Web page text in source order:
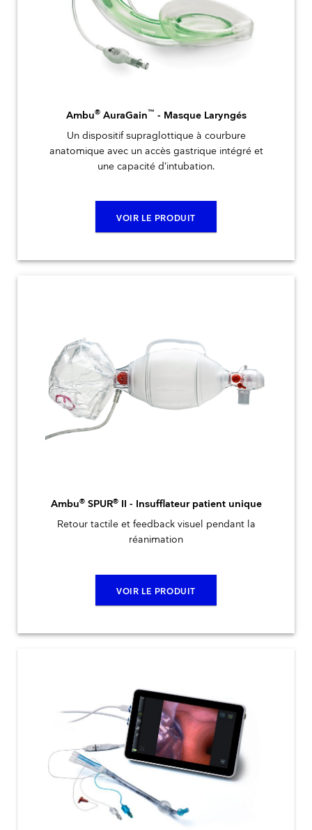
Ambu®AuraGain™ - Masque Laryngés
Un dispositif supraglottique à courbure
anatomique avec un accès gastrique intégré et
une capacité d’intubation.
VOIR LE PRODUIT
Ambu®SPUR®II - Insufflateur patient unique
Retour tactile et feedback visuel pendant la
réanimation
VOIR LE PRODUIT